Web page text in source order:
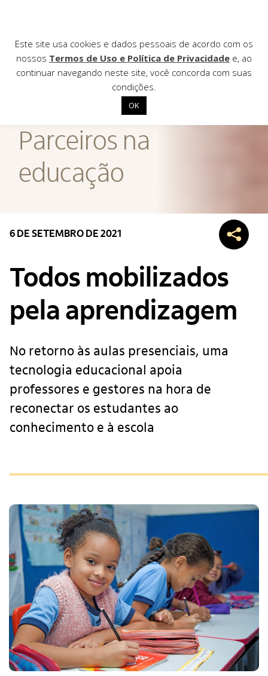
Institucional
Nossas ações
Editais
Parceiros na
educação
6 DE SETEMBRO DE 2021
Todos mobilizados
pela aprendizagem
No retorno às aulas presenciais, uma
tecnologia educacional apoia
professores e gestores na hora de
reconectar os estudantes ao
conhecimento e à escola
Este site usa cookies e dados pessoais de acordo com os
nossos Termos de Uso e Política de Privacidade e, ao
continuar navegando neste site, você concorda com suas
condições.
OK